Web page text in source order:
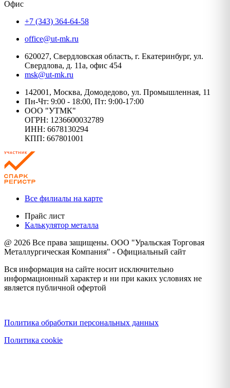
Офис
+7 (343) 364-64-58
office@ut-mk.ru
620027, Свердловская область, г. Екатеринбург, ул.
Свердлова, д. 11а, офис 454
msk@ut-mk.ru
142001, Москва, Домодедово, ул. Промышленная, 11
Пн-Чт: 9:00 - 18:00, Пт: 9:00-17:00
ООО "УТМК"
ОГРН: 1236600032789
ИНН: 6678130294
КПП: 667801001
Все филиалы на карте
Прайс лист
Калькулятор металла
@ 2026 Все права защищены. ООО "Уральская Торговая
Металлургическая Компания" - Официальный сайт
Вся информация на сайте носит исключительно
информационный характер и ни при каких условиях не
является публичной офертой
Политика обработки персональных данных
Политика cookie